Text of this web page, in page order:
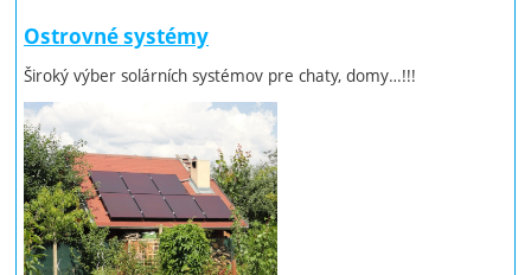
Ostrovné systémy
Široký výber solárních systémov pre chaty, domy…!!!